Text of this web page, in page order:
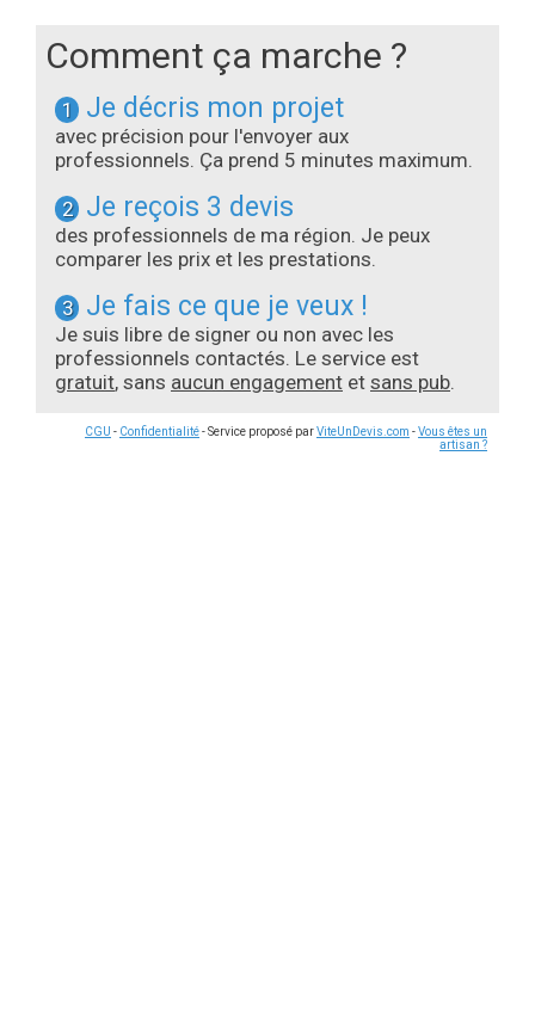
Comment ça marche ?
1 Je décris mon projet
avec précision pour l'envoyer aux
professionnels. Ça prend 5 minutes maximum.
2 Je reçois 3 devis
des professionnels de ma région. Je peux
comparer les prix et les prestations.
3 Je fais ce que je veux !
Je suis libre de signer ou non avec les
professionnels contactés. Le service est
gratuit, sans aucun engagement et sans pub.
CGU - Confidentialité- Service proposé parViteUnDevis.com -Vous êtes un
artisan ?